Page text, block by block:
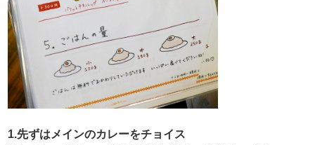
1.先ずはメインのカレーをチョイス